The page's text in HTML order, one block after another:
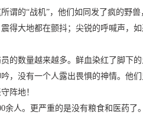
谓的“战机”，他们如同发了疯的野
得大地都在颤抖；尖锐的呼喊声，
的数量越来越多。鲜血染红了脚下
，没有一个人露出畏惧的神情。他
阵地！
余人。更严重的是没有粮食和医药了